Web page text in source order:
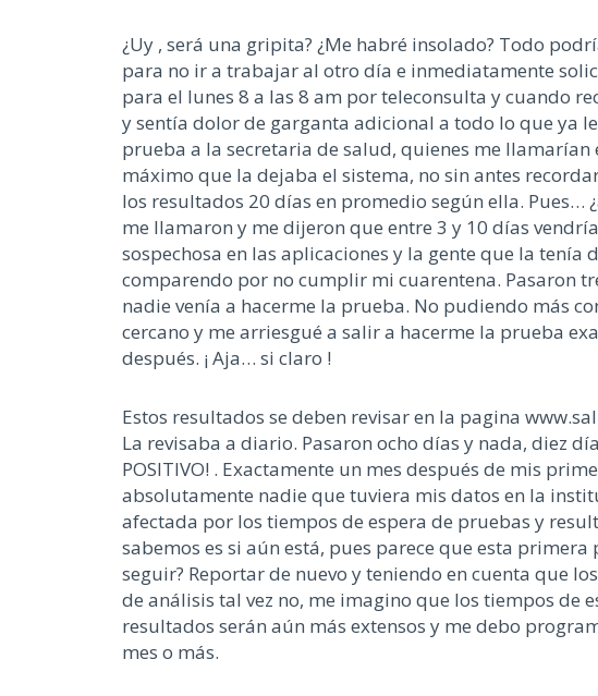
¿Uy , será una gripita? ¿Me habré insolado? Todo
para no ir a trabajar al otro día e inmediatamente
para el lunes 8 a las 8 am por teleconsulta y cuando
y sentía dolor de garganta adicional a todo lo que ya
prueba a la secretaria de salud, quienes me
máximo que la dejaba el sistema, no sin antes
los resultados 20 días en promedio según ella. Pues…
me llamaron y me dijeron que entre 3 y 10 días
sospechosa en las aplicaciones y la gente que la
comparendo por no cumplir mi cuarentena. Pasaron
nadie venía a hacerme la prueba. No pudiendo más
cercano y me arriesgué a salir a hacerme la prueba
después. ¡ Aja… si claro !
Estos resultados se deben revisar en la pagina
La revisaba a diario. Pasaron ocho días y nada, diez
POSITIVO! . Exactamente un mes después de mis
absolutamente nadie que tuviera mis datos en la
afectada por los tiempos de espera de pruebas y
sabemos es si aún está, pues parece que esta
seguir? Reportar de nuevo y teniendo en cuenta que
de análisis tal vez no, me imagino que los tiempos de
resultados serán aún más extensos y me debo
mes o más.